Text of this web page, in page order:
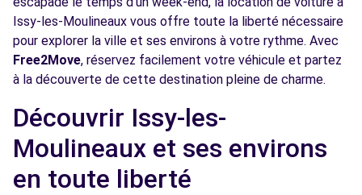
Free2move Rent - S&You - MALAKOFF (C)
105 BOULEVARD GABRIEL PERI
Voir l'agence
Free2Move Rent - FONTENAY AUTOMOBILES
Issy-les-Moulineaux vous offre toute la liberté nécessaire
pour explorer la ville et ses environs à votre rythme. Avec
Free2Move, réservez facilement votre véhicule et partez
à la découverte de cette destination pleine de charme.
Découvrir Issy-les-
Moulineaux et ses environs
en toute liberté